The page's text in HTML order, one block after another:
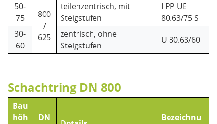
50-
75
800
/
625
teilenzentrisch, mit
Steigstufen
I PP UE
80.63/75 S
30-
60
zentrisch, ohne
Steigstufen
U 80.63/60
Schachtring DN 800
Bau
höh
DN
Bezeichnu